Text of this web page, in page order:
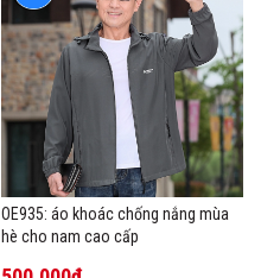
OE935: áo khoác chống nắng mùa
hè cho nam cao cấp